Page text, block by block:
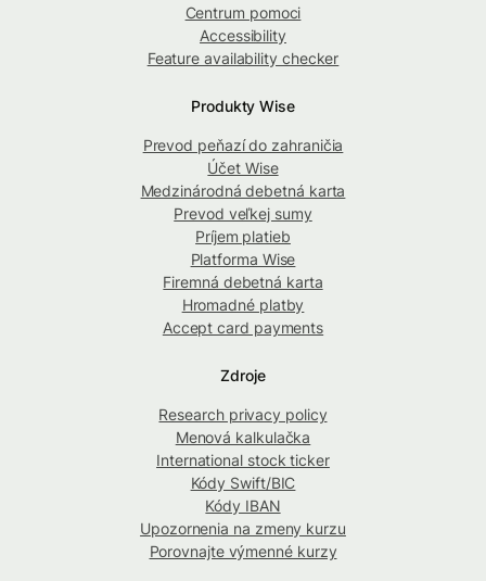
Centrum pomoci
Accessibility
Feature availability checker
Produkty Wise
Prevod peňazí do zahraničia
Účet Wise
Medzinárodná debetná karta
Prevod veľkej sumy
Príjem platieb
Platforma Wise
Firemná debetná karta
Hromadné platby
Accept card payments
Zdroje
Research privacy policy
Menová kalkulačka
International stock ticker
Kódy Swift/BIC
Kódy IBAN
Upozornenia na zmeny kurzu
Porovnajte výmenné kurzy